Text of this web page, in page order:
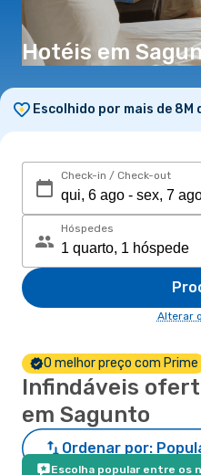
Hotéis em
Escolhido por mais de 8M
Check-in / Check-out
Hóspedes
Alterar
O melhor preço com Prime
Infindáveis
em Sagunto
Ordenar por:
Escolha popular entre os